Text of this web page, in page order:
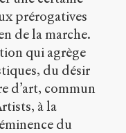
prérogatives
de la marche.
qui agrège
du désir
d’art, commun
à la
du